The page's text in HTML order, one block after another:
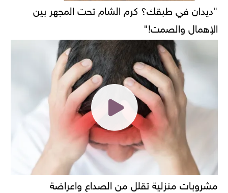
"ديدان في طبقك؟ كرم الشام تحت المجهر بين
الإهمال والصمت!"
مشروبات منزلية تقلل من الصداع واعراضة